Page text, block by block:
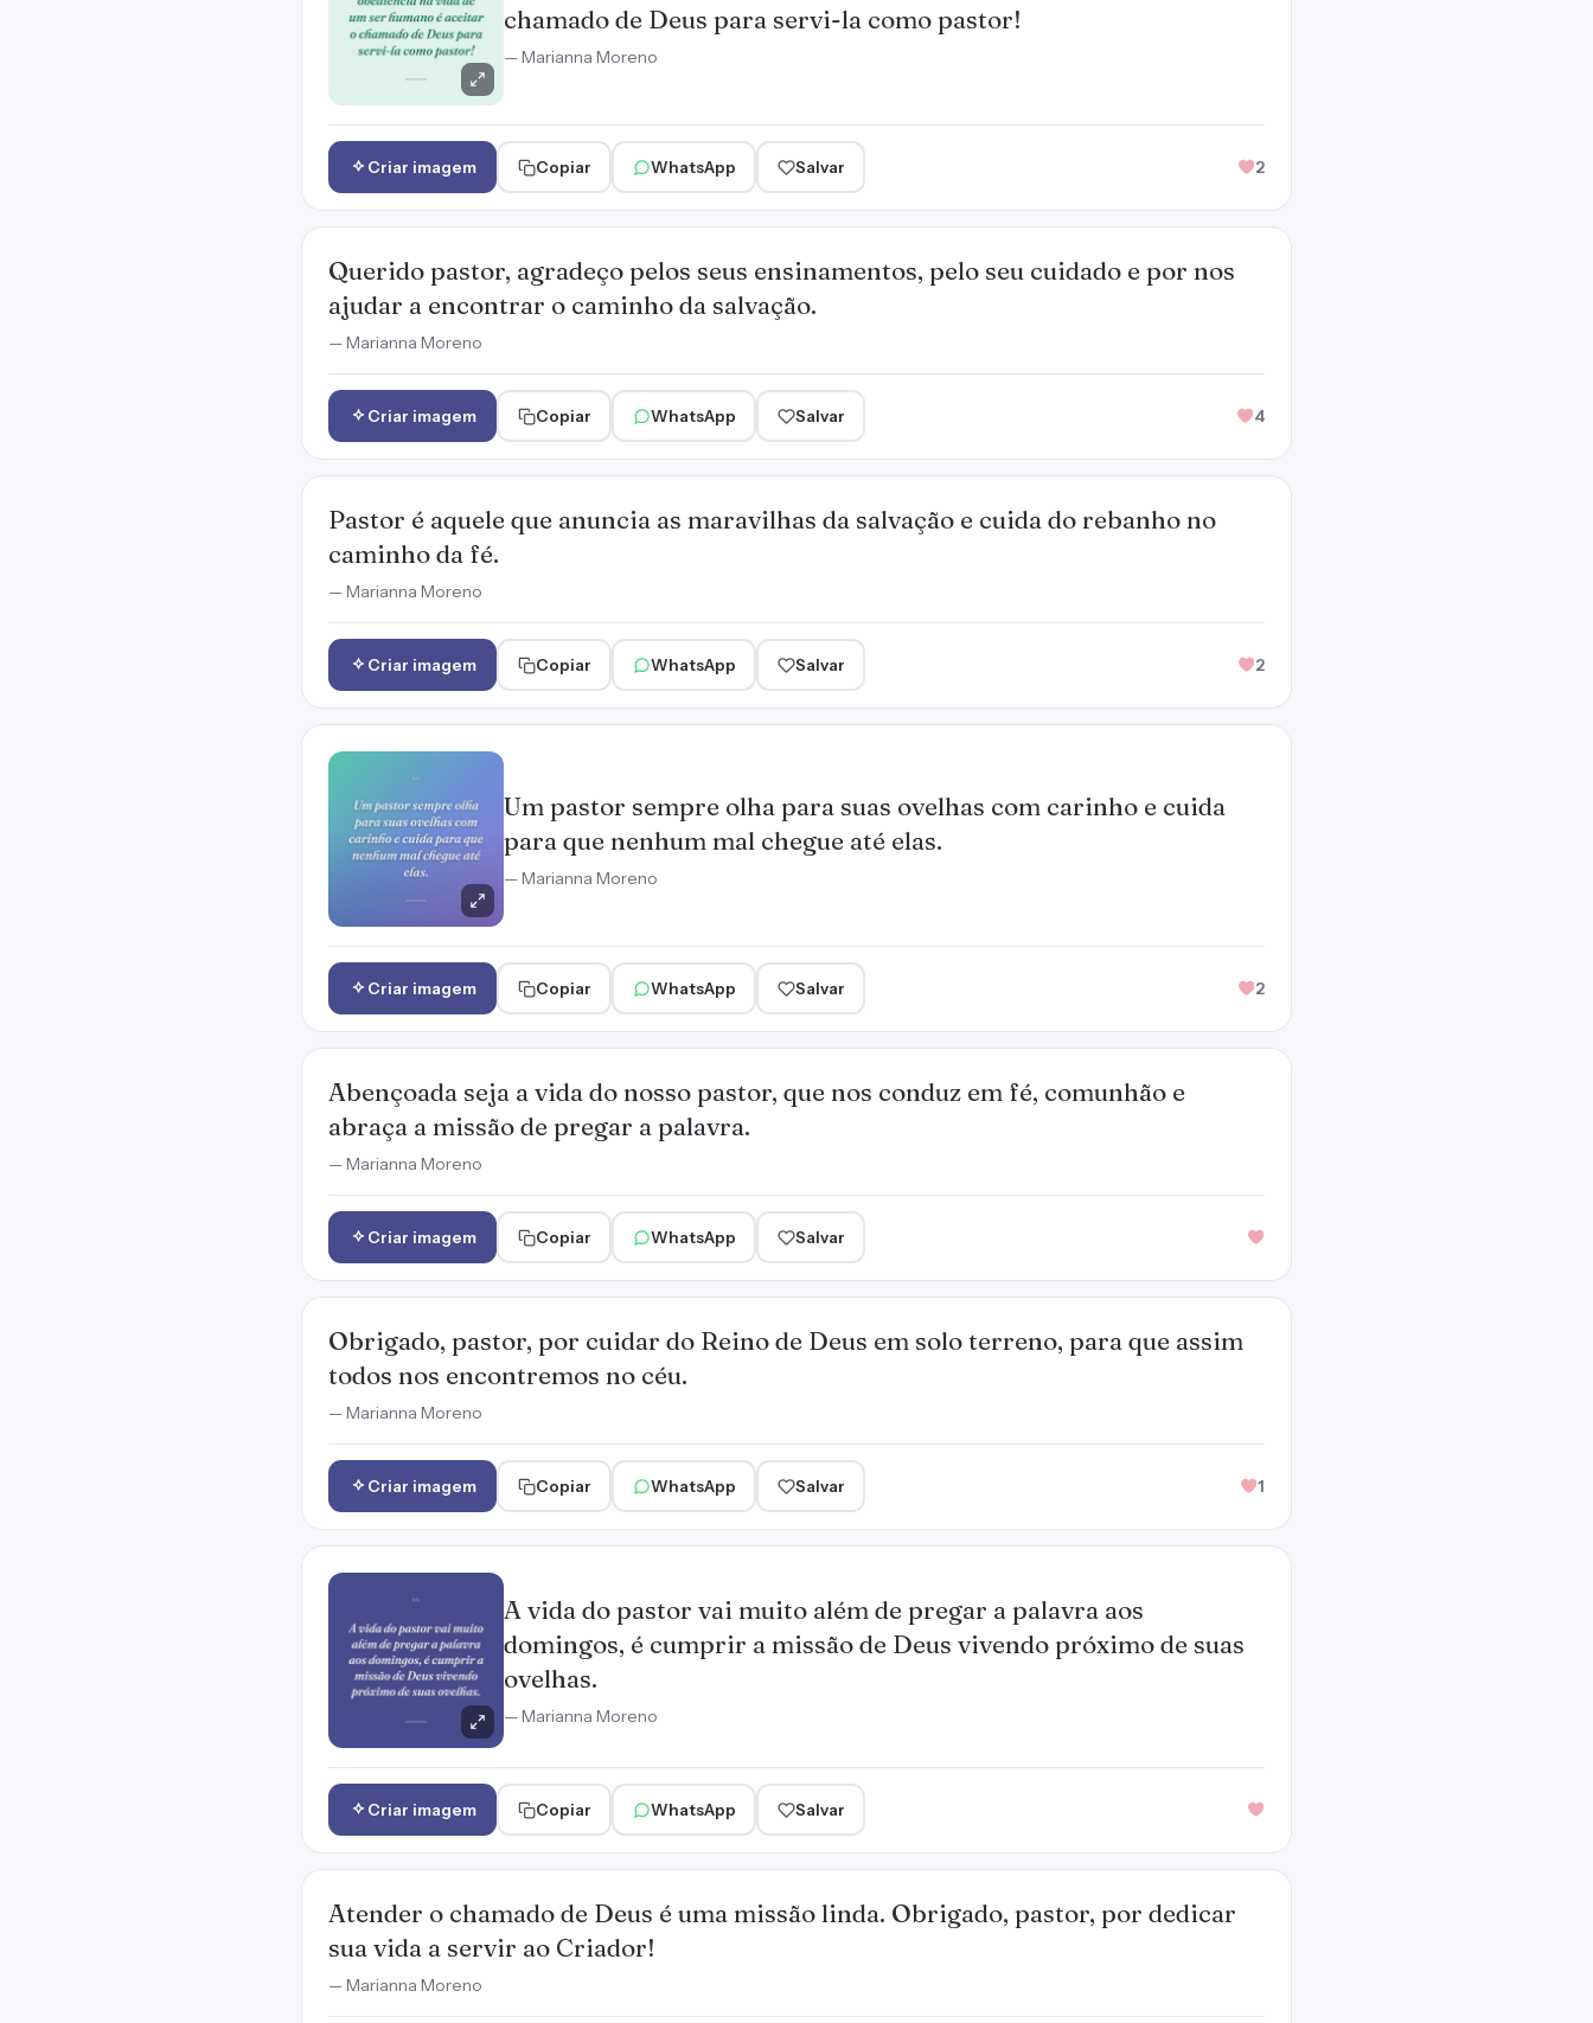
chamado de Deus para servi-la como pastor!
— Marianna Moreno
Criar imagem Copiar WhatsApp Salvar 2
Querido pastor, agradeço pelos seus ensinamentos, pelo seu cuidado e por nos
ajudar a encontrar o caminho da salvação.
— Marianna Moreno
Criar imagem Copiar WhatsApp Salvar 4
Pastor é aquele que anuncia as maravilhas da salvação e cuida do rebanho no
caminho da fé.
— Marianna Moreno
Criar imagem Copiar WhatsApp Salvar 2
Um pastor sempre olha para suas ovelhas com carinho e cuida
para que nenhum mal chegue até elas.
— Marianna Moreno
Criar imagem Copiar WhatsApp Salvar 2
Abençoada seja a vida do nosso pastor, que nos conduz em fé, comunhão e
abraça a missão de pregar a palavra.
— Marianna Moreno
Criar imagem Copiar WhatsApp Salvar
Obrigado, pastor, por cuidar do Reino de Deus em solo terreno, para que assim
todos nos encontremos no céu.
— Marianna Moreno
Criar imagem Copiar WhatsApp Salvar 1
A vida do pastor vai muito além de pregar a palavra aos
domingos, é cumprir a missão de Deus vivendo próximo de suas
ovelhas.
— Marianna Moreno
Criar imagem Copiar WhatsApp Salvar
Atender o chamado de Deus é uma missão linda. Obrigado, pastor, por dedicar
sua vida a servir ao Criador!
— Marianna Moreno